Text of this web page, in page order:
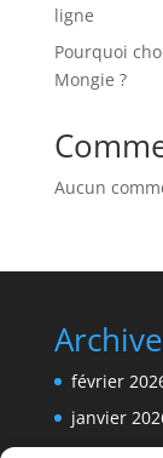
ligne
Pourquoi
Mongie ?
Aucun
février
janvier